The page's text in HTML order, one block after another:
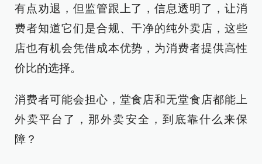
有点劝退，但监管跟上了，信息透明了，让消
费者知道它们是合规、干净的纯外卖店，这些
店也有机会凭借成本优势，为消费者提供高性
价比的选择。
消费者可能会担心，堂食店和无堂食店都能上
外卖平台了，那外卖安全，到底靠什么来保
障？